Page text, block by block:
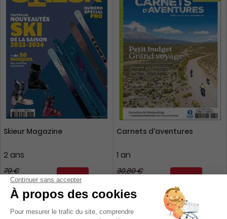
Skieur Magazine
2 ans
79 €
45,00 € -43%
Ajouter au panier
Carnets d'aventures
1 an
30,80 €
-18%
Ajouter au panier